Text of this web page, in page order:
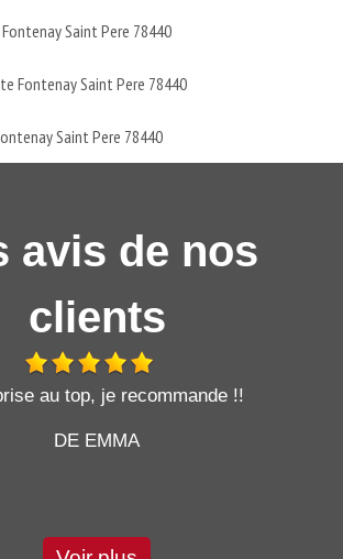
Saint Pere 78440
Fontenay Saint Pere 78440
Saint Pere 78440
avis de nos
clients
au top, je recommande !!
DE EMMA